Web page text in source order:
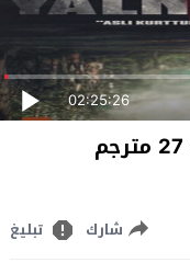
02:25:26
شارك تبليغ